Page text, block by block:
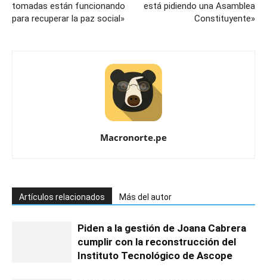
tomadas están funcionando
para recuperar la paz social»
está pidiendo una Asamblea
Constituyente»
Macronorte.pe
Artículos relacionados Más del autor
Piden a la gestión de Joana Cabrera
cumplir con la reconstrucción del
Instituto Tecnológico de Ascope